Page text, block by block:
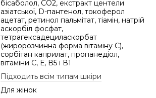
бісаболол, СО2, екстракт центели
азіатської, D-пантенол, токоферол
ацетат, ретинол пальмітат, тіамін, натрій
аскорбіл фосфат,
тетрагексадециласкорбат
(жиророзчинна форма вітаміну С),
сорбітан каприлат, пропанедіол,
вітаміни С, Е, В5 і В1
Підходить всім типам шкіри
Для жінок